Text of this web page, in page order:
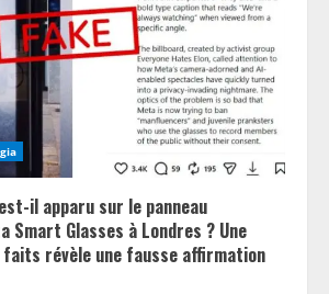
il apparu sur le panneau
Smart Glasses à Londres ? Une
révèle une fausse affirmation